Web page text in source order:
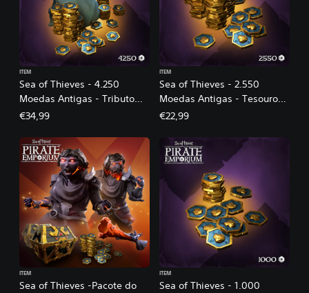
Sea of Thieves - 4.250
Moedas Antigas - Tributo
Cintilante dos Ancestrais
ITEM
€34,99
Sea of Thieves - 2.550
Moedas Antigas - Tesouro
Real dos Ancestrais
ITEM
€22,99
Sea of Thieves -Pacote do
ITEM
Sea of Thieves - 1.000
ITEM